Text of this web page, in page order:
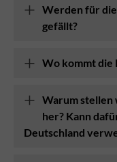
Werden für
gefällt?
Wo kommt die
Warum stellen
her? Kann
Deutschland